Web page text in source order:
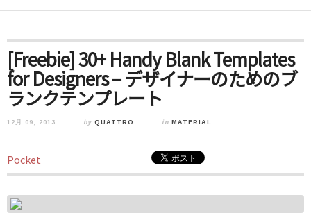
[Freebie] 30+ Handy Blank Templates
for Designers – デザイナーのためのブ
ランクテンプレート
12月 09, 2013 by QUATTRO in MATERIAL
Pocket